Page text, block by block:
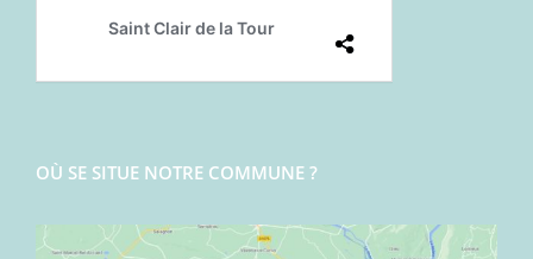
OÙ SE SITUE NOTRE COMMUNE ?